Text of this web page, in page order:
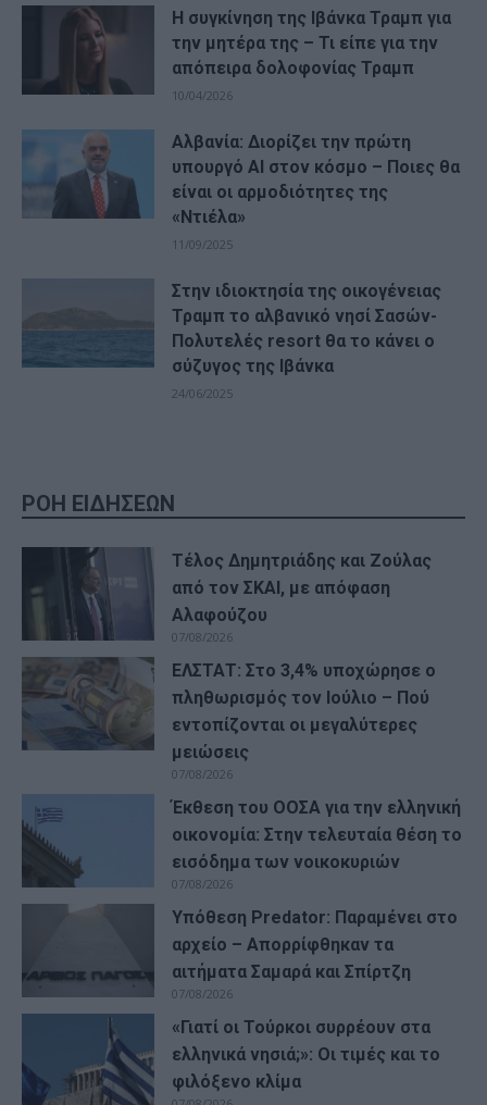
Η συγκίνηση της Ιβάνκα Τραμπ για
την μητέρα της – Τι είπε για την
απόπειρα δολοφονίας Τραμπ
10/04/2026
Αλβανία: Διορίζει την πρώτη
υπουργό AI στον κόσμο – Ποιες θα
είναι οι αρμοδιότητες της
«Ντιέλα»
11/09/2025
Στην ιδιοκτησία της οικογένειας
Τραμπ το αλβανικό νησί Σασών-
Πολυτελές resort θα το κάνει ο
σύζυγος της Ιβάνκα
24/06/2025
ΡΟΗ ΕΙΔΗΣΕΩΝ
Τέλος Δημητριάδης και Ζούλας
από τον ΣΚΑΙ, με απόφαση
Αλαφούζου
07/08/2026
ΕΛΣΤΑΤ: Στο 3,4% υποχώρησε ο
πληθωρισμός τον Ιούλιο – Πού
εντοπίζονται οι μεγαλύτερες
μειώσεις
07/08/2026
Έκθεση του ΟΟΣΑ για την ελληνική
οικονομία: Στην τελευταία θέση το
εισόδημα των νοικοκυριών
07/08/2026
Υπόθεση Predator: Παραμένει στο
αρχείο – Απορρίφθηκαν τα
αιτήματα Σαμαρά και Σπίρτζη
07/08/2026
«Γιατί οι Τούρκοι συρρέουν στα
ελληνικά νησιά;»: Οι τιμές και το
φιλόξενο κλίμα